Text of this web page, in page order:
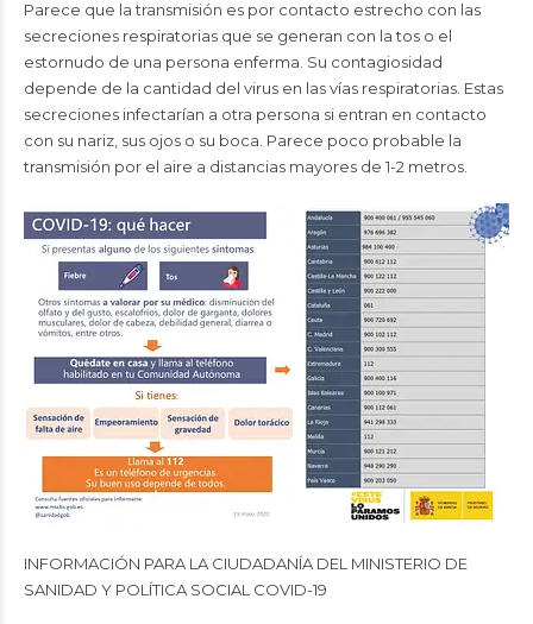
Parece que la transmisión es por contacto estrecho con las
secreciones respiratorias que se generan con la tos o el
estornudo de una persona enferma. Su contagiosidad
depende de la cantidad del virus en las vías respiratorias. Estas
secreciones infectarían a otra persona si entran en contacto
con su nariz, sus ojos o su boca. Parece poco probable la
transmisión por el aire a distancias mayores de 1-2 metros.
INFORMACIÓN PARA LA CIUDADANÍA DEL MINISTERIO DE
SANIDAD Y POLÍTICA SOCIAL COVID-19